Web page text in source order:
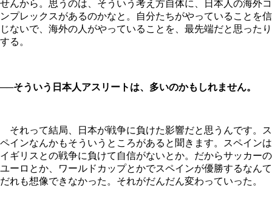
せんから。思うのは、そういう考え方自体に、日本人の海外コ
ンプレックスがあるのかなと。自分たちがやっていることを信
じないで、海外の人がやっていることを、最先端だと思ったり
する。
──そういう日本人アスリートは、多いのかもしれません。
それって結局、日本が戦争に負けた影響だと思うんです。ス
ペインなんかもそういうところがあると聞きます。スペインは
イギリスとの戦争に負けて自信がないとか。だからサッカーの
ユーロとか、ワールドカップとかでスペインが優勝するなんて
だれも想像できなかった。それがだんだん変わっていった。